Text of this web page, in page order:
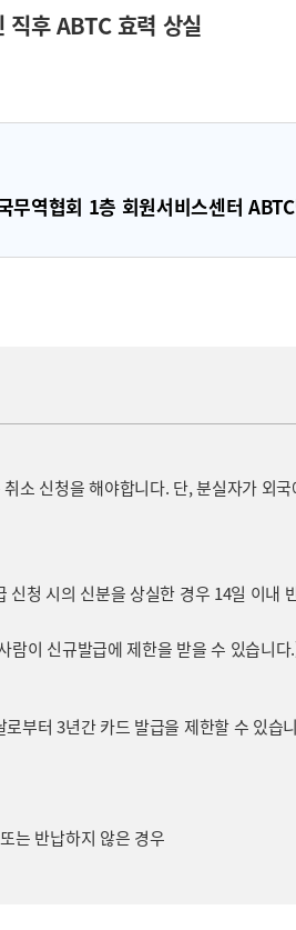
직후 ABTC 효력 상실
무역협회 1층 회원서비스센터
소 신청을 해야합니다. 단, 분실자가 외
청 시의 신분을 상실한 경우 14일 이
람이 신규발급에 제한을 받을 수 있습니다
부터 3년간 카드 발급을 제한할 수 있습
는 반납하지 않은 경우